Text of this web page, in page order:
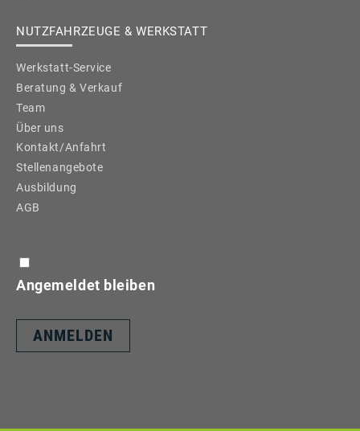
NUTZFAHRZEUGE & WERKSTATT
Werkstatt-Service
Beratung & Verkauf
Team
Über uns
Kontakt/Anfahrt
Stellenangebote
Ausbildung
AGB
Angemeldet bleiben